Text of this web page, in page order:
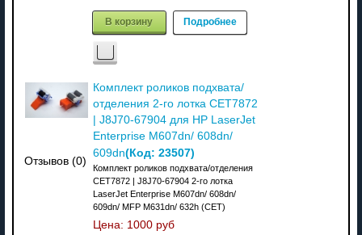
В корзину Подробнее
Отзывов (0)
Комплект роликов подхвата/
отделения 2-го лотка CET7872
| J8J70-67904 для HP LaserJet
Enterprise M607dn/ 608dn/
609dn(Код: 23507)
Комплект роликов подхвата/отделения
CET7872 | J8J70-67904 2-го лотка
LaserJet Enterprise M607dn/ 608dn/
609dn/ MFP M631dn/ 632h (CET)
Цена: 1000 руб